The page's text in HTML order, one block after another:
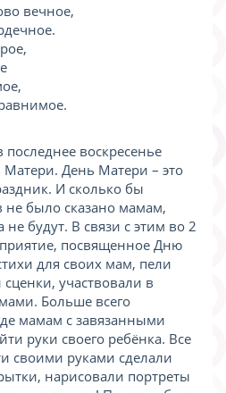
вечное,
воскресенье
Матери. День Матери – это
И сколько бы
было сказано мамам,
будут. В связи с этим во 2
посвященное Дню
для своих мам, пели
участвовали в
Больше всего
мамам с завязанными
руки своего ребёнка. Все
своими руками сделали
нарисовали портреты